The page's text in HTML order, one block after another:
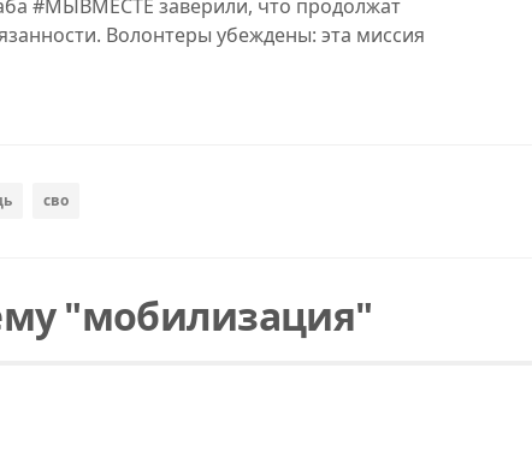
#МЫВМЕСТЕ заверили, что продолжат
Волонтеры убеждены: эта миссия
сво
"мобилизация"